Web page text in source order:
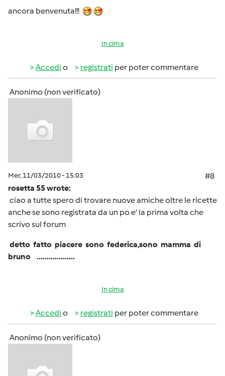
ancora benvenuta!!!
In cima
Accedi o registrati per poter commentare
Anonimo (non verificato)
Mer, 11/03/2010 - 15:03
#8
rosetta 55 wrote:
ciao a tutte spero di trovare nuove amiche oltre le ricette
anche se sono registrata da un po e' la prima volta che
scrivo sul forum
detto fatto piacere sono federica,sono mamma di
bruno ...................
In cima
Accedi o registrati per poter commentare
Anonimo (non verificato)